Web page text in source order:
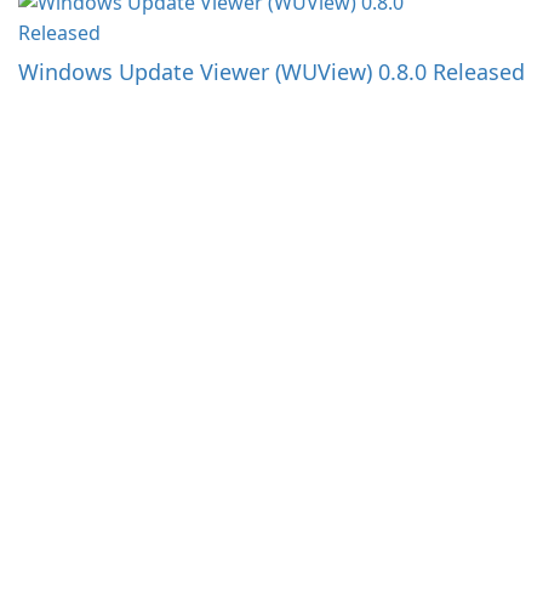
Windows Update Viewer (WUView) 0.8.0 Released